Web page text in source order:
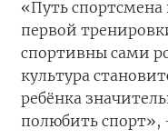
«Путь спортсмена
первой
спортивны сами
культура
ребёнка
полюбить